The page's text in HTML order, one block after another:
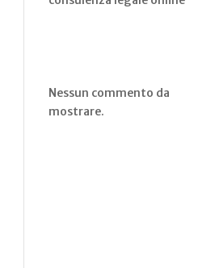
Nessun commento da
mostrare.